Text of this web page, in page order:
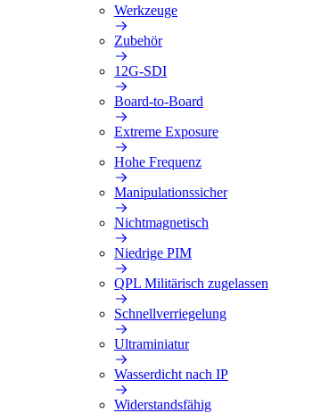
Werkzeuge
Zubehör
12G-SDI
Board-to-Board
Extreme Exposure
Hohe Frequenz
Manipulationssicher
Nichtmagnetisch
Niedrige PIM
QPL Militärisch zugelassen
Schnellverriegelung
Ultraminiatur
Wasserdicht nach IP
Widerstandsfähig